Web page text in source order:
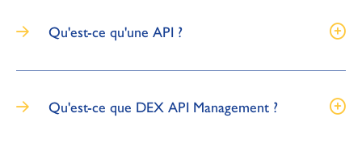
Qu'est-ce qu'une API ?
Qu'est-ce que DEX API Management ?